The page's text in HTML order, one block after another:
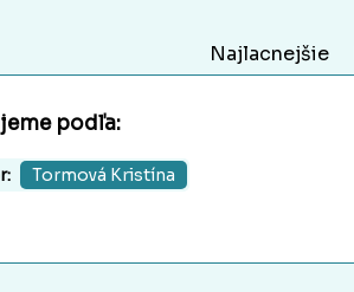
Najlacnejšie
podľa:
Tormová Kristína